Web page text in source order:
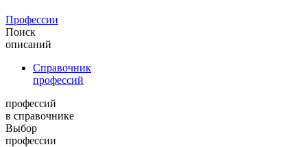
Профессии
Поиск
описаний
Справочник
профессий
профессий
в справочнике
Выбор
профессии